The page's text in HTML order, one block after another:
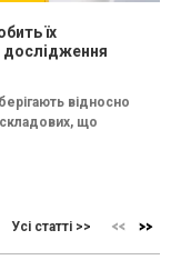
їх
дослідження
відносно
складових, що
Усі статті >>